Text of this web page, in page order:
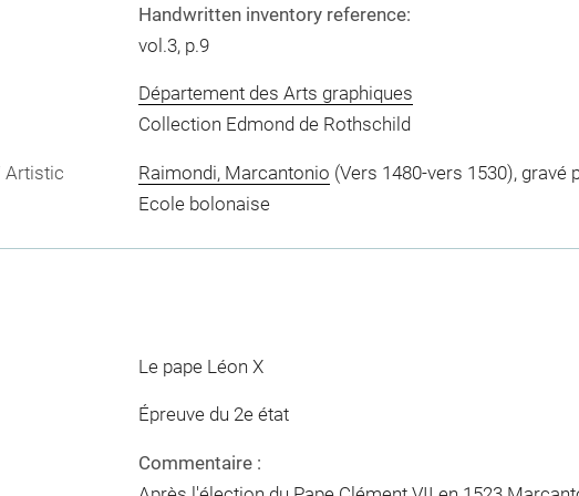
Handwritten inventory reference:
vol.3, p.9
Département des Arts graphiques
Collection Edmond de Rothschild
Artistic
Raimondi, Marcantonio (Vers 1480-vers 1530), gravé
Ecole bolonaise
Le pape Léon X
Épreuve du 2e état
Commentaire :